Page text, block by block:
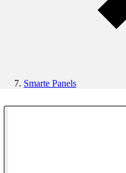
Smarte Panels